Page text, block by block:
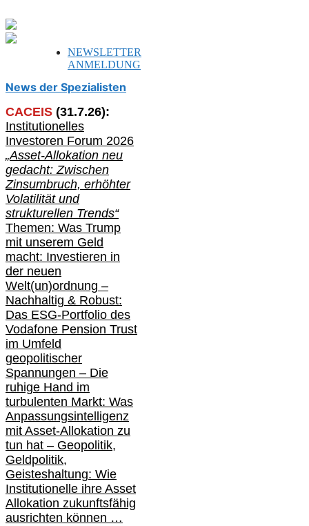
NEWSLETTER
ANMELDUNG
News der Spezialisten
CACEIS (31.7.26):
Institutionelles
Investoren Forum 2026
„Asset-Allokation neu
gedacht: Zwischen
Zinsumbruch, erhöhter
Volatilität und
strukturellen Trends“
Themen: Was Trump
mit unserem Geld
macht: Investieren in
der neuen
Welt(un)ordnung –
Nachhaltig & Robust:
Das ESG-Portfolio des
Vodafone Pension Trust
im Umfeld
geopolitischer
Spannungen – Die
ruhige Hand im
turbulenten Markt: Was
Anpassungsintelligenz
mit Asset-Allokation zu
tun hat – Geopolitik,
Geldpolitik,
Geisteshaltung: Wie
Institutionelle ihre Asset
Allokation zukunftsfähig
ausrichten können …